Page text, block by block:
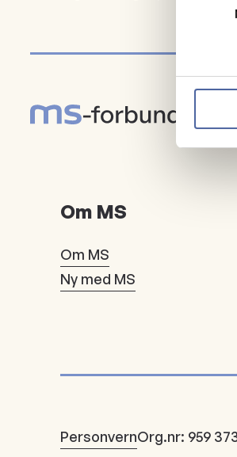
Om MS
Om MS
Ny med MS
PersonvernOrg.nr: 959